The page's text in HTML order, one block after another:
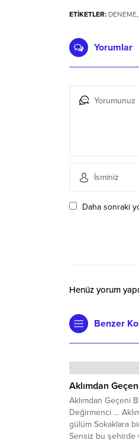
ETİKETLER: DENEME,
Yorumlar
Daha sonraki
Henüz yorum
Benzer
Aklımdan
Aklımdan Geçeni
Değirmenci …
gülüm Sokaklara
Sensiz bu şehirde